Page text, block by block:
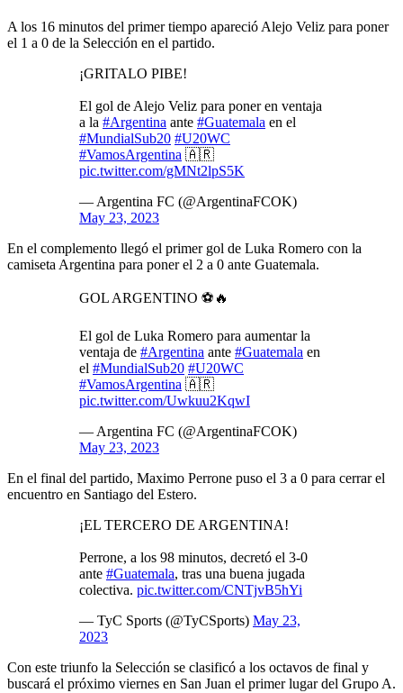
A los 16 minutos del primer tiempo apareció Alejo Veliz para poner
el 1 a 0 de la Selección en el partido.
¡GRITALO PIBE!
El gol de Alejo Veliz para poner en ventaja
a la #Argentina ante #Guatemala en el
#MundialSub20 #U20WC
#VamosArgentina 🇦🇷
pic.twitter.com/gMNt2lpS5K
— Argentina FC (@ArgentinaFCOK)
May 23, 2023
En el complemento llegó el primer gol de Luka Romero con la
camiseta Argentina para poner el 2 a 0 ante Guatemala.
GOL ARGENTINO ⚽️🔥
El gol de Luka Romero para aumentar la
ventaja de #Argentina ante #Guatemala en
el #MundialSub20 #U20WC
#VamosArgentina 🇦🇷
pic.twitter.com/Uwkuu2KqwI
— Argentina FC (@ArgentinaFCOK)
May 23, 2023
En el final del partido, Maximo Perrone puso el 3 a 0 para cerrar el
encuentro en Santiago del Estero.
¡EL TERCERO DE ARGENTINA!
Perrone, a los 98 minutos, decretó el 3-0
ante #Guatemala, tras una buena jugada
colectiva. pic.twitter.com/CNTjvB5hYi
— TyC Sports (@TyCSports) May 23,
2023
Con este triunfo la Selección se clasificó a los octavos de final y
buscará el próximo viernes en San Juan el primer lugar del Grupo A.